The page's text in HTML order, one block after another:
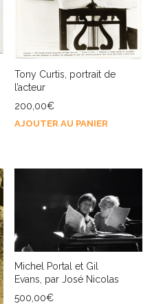
Tony Curtis, portrait de
l’acteur
200,00€
AJOUTER AU PANIER
Michel Portal et Gil
Evans, par José Nicolas
500,00€